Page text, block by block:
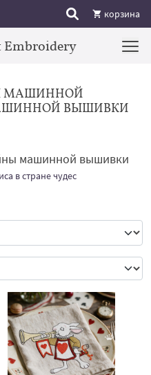
корзина
Embroidery
МАШИННОЙ
ВЫШИВКИ
машинной вышивки
в стране чудес